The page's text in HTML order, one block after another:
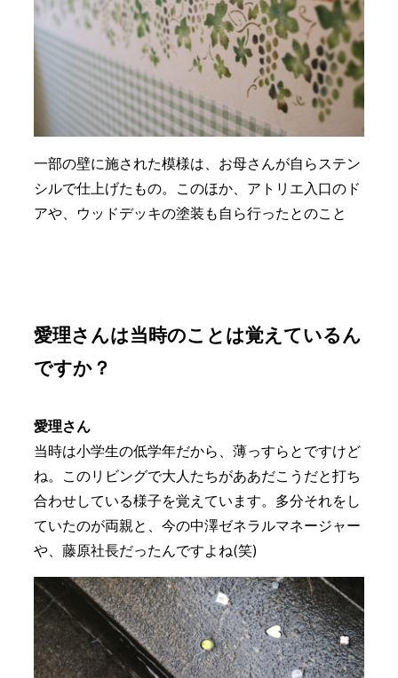
一部の壁に施された模様は、お母さんが自らステン
シルで仕上げたもの。このほか、アトリエ入口のド
アや、ウッドデッキの塗装も自ら行ったとのこと
愛理さんは当時のことは覚えているん
ですか？
愛理さん
当時は小学生の低学年だから、薄っすらとですけど
ね。このリビングで大人たちがああだこうだと打ち
合わせしている様子を覚えています。多分それをし
ていたのが両親と、今の中澤ゼネラルマネージャー
や、藤原社長だったんですよね(笑)